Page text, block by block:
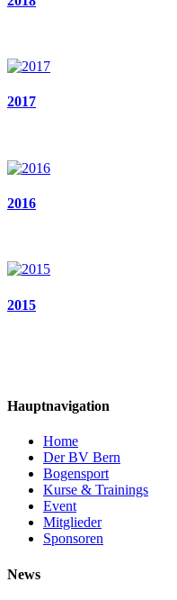
2017
2016
2015
Hauptnavigation
Home
Der BV Bern
Bogensport
Kurse & Trainings
Event
Mitglieder
Sponsoren
News